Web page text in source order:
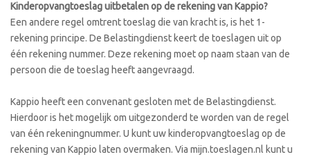
Kinderopvangtoeslag uitbetalen op de rekening van Kappio?
Een andere regel omtrent toeslag die van kracht is, is het 1-
rekening principe. De Belastingdienst keert de toeslagen uit op
één rekening nummer. Deze rekening moet op naam staan van de
persoon die de toeslag heeft aangevraagd.
Kappio heeft een convenant gesloten met de Belastingdienst.
Hierdoor is het mogelijk om uitgezonderd te worden van de regel
van één rekeningnummer. U kunt uw kinderopvangtoeslag op de
rekening van Kappio laten overmaken. Via mijn.toeslagen.nl kunt u